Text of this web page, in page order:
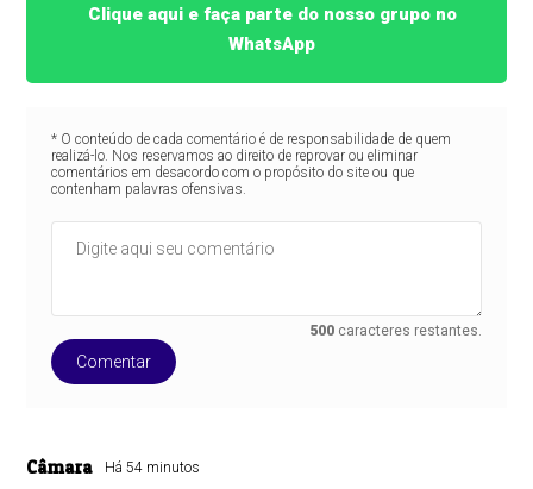
Clique aqui e faça parte do nosso grupo no
WhatsApp
* O conteúdo de cada comentário é de responsabilidade de quem
realizá-lo. Nos reservamos ao direito de reprovar ou eliminar
comentários em desacordo com o propósito do site ou que
contenham palavras ofensivas.
500 caracteres restantes.
Comentar
Câmara Há 54 minutos